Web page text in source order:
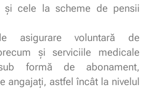
cele la scheme de pensii
asigurare voluntară de
şi serviciile medicale
formă de abonament,
angajaţi, astfel încât la nivelul